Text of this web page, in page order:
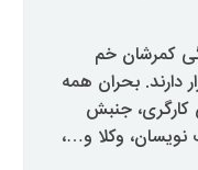
کمرشان خم
دارند. بحران همه
کارگری، جنبش
وکلا و…،